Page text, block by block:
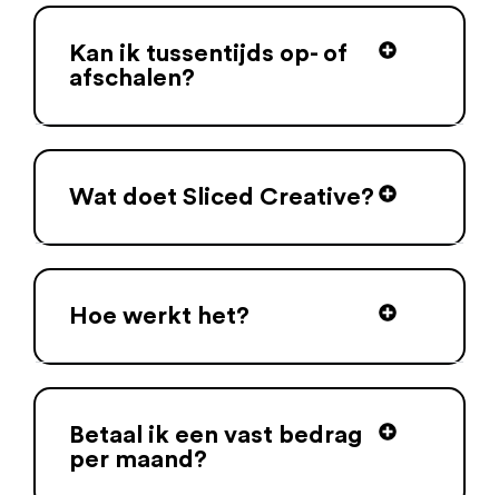
Kan ik tussentijds op- of
afschalen?
Wat doet Sliced Creative?
Hoe werkt het?
Betaal ik een vast bedrag
per maand?